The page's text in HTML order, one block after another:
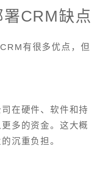
CRM缺点
有很多优点，但
在硬件、软件和持
多的资金。这大概
沉重负担。